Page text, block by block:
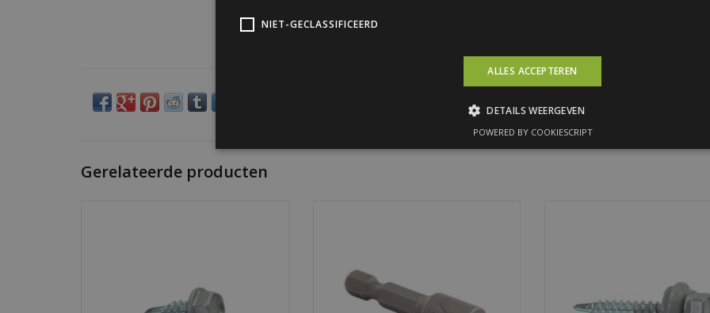
Gerelateerde producten
TOEVOEGEN AAN
NIET-GECLASSIFICEERD
ALLES ACCEPTEREN
DETAILS WEERGEVEN
POWERED BY COOKIESCRIPT